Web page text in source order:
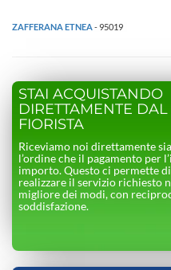
ZAFFERANA ETNEA- 95019
STAI ACQUISTANDO
DIRETTAMENTE DAL
FIORISTA
Riceviamo noi direttamente sia
l’ordine che il pagamento per
importo. Questo ci permette di
realizzare il servizio richiesto
migliore dei modi, con
soddisfazione.